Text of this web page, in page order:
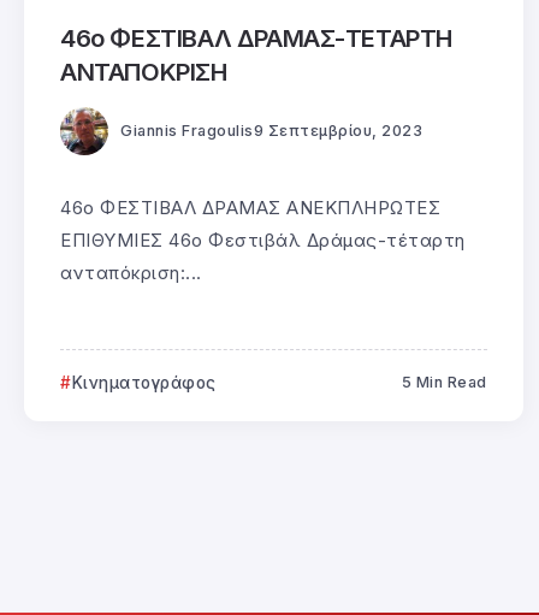
46ο ΦΕΣΤΙΒΑΛ ΔΡΑΜΑΣ-ΤΕΤΑΡΤΗ
ΑΝΤΑΠΟΚΡΙΣΗ
Giannis Fragoulis9 Σεπτεμβρίου, 2023
46ο ΦΕΣΤΙΒΑΛ ΔΡΑΜΑΣ ΑΝΕΚΠΛΗΡΩΤΕΣ
ΕΠΙΘΥΜΙΕΣ 46ο Φεστιβάλ Δράμας-τέταρτη
ανταπόκριση:...
Κινηματογράφος 5 Min Read